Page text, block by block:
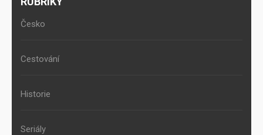
Česko
Cestování
Historie
Seriály